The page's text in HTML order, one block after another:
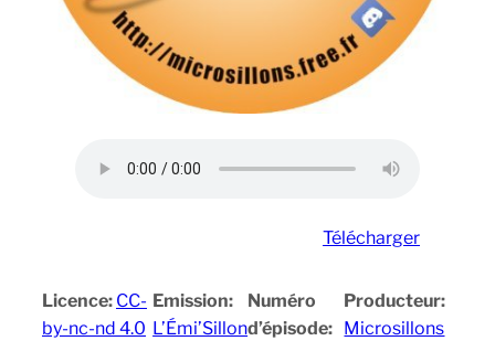
Télécharger
Licence: CC-
by-nc-nd 4.0
Emission:
L’Émi’Sillon
Numéro
d’épisode:
Producteur:
Microsillons